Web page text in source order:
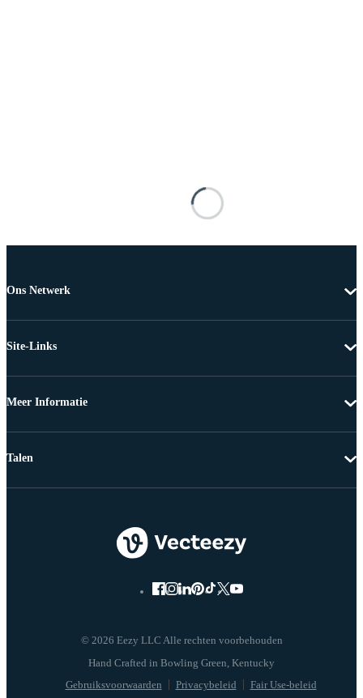
Ons Netwerk
Site-Links
Meer Informatie
© 2026 Eezy LLC Alle rechten voorbehouden
Gebruiksvoorwaarden Privacybeleid Fair Use-beleid
Talen